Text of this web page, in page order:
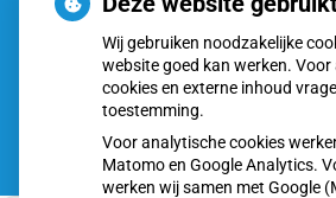
Wij gebruiken noodzakelijke
website goed kan werken.
cookies en externe inhoud
toestemming.
Voor analytische cookies
Matomo en Google Analytics.
werken wij samen met Google